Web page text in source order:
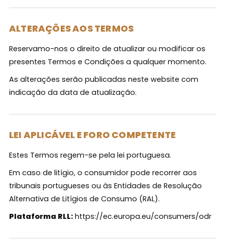
ALTERAÇÕES AOS TERMOS
Reservamo-nos o direito de atualizar ou modificar os
presentes Termos e Condições a qualquer momento.
As alterações serão publicadas neste website com
indicação da data de atualização.
LEI APLICÁVEL E FORO COMPETENTE
Estes Termos regem-se pela lei portuguesa.
Em caso de litígio, o consumidor pode recorrer aos
tribunais portugueses ou às Entidades de Resolução
Alternativa de Litígios de Consumo (RAL).
Plataforma RLL: https://ec.europa.eu/consumers/odr